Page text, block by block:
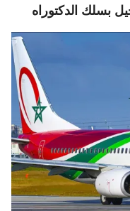
بسلك الدكتوراه